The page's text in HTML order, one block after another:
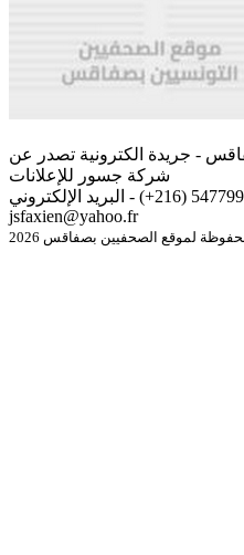
- جريدة الكترونية تصدر عن
شركة جسور للإعلانات
للإتصال أو نشر الردود الهاتف 54779966 (216+) - البريد الإلكتروني
jsfaxien@yahoo.fr
لموقع الصحفيين بصفاقس 2026